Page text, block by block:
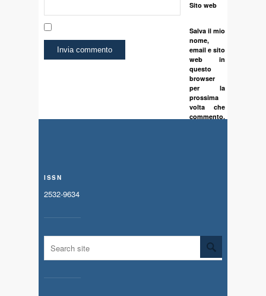
Sito web
Salva il mio
nome,
email e sito
web in
questo
browser
per la
prossima
volta che
commento.
ISSN
2532-9634